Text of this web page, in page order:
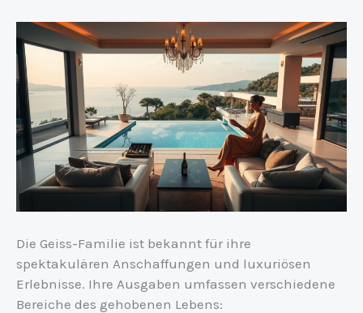
Die Geiss-Familie ist bekannt für ihre
spektakulären Anschaffungen und luxuriösen
Erlebnisse. Ihre Ausgaben umfassen verschiedene
Bereiche des gehobenen Lebens: